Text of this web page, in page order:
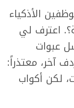
الأذكياء
اعترف لي
عبوات
آخر، معتذراً:
لكن أكواب